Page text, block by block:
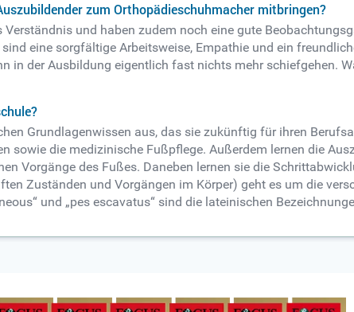
zum Orthopädieschuhmacher mitbringen?
und haben zudem noch eine gute
eine sorgfältige Arbeitsweise, Empathie und ein
in der Ausbildung eigentlich fast nichts mehr schiefgehen.
Grundlagenwissen aus, das sie zukünftig für ihren
sowie die medizinische Fußpflege. Außerdem lernen die
Vorgänge des Fußes. Daneben lernen sie die
Zuständen und Vorgängen im Körper) geht es um die
und „pes escavatus“ sind die lateinischen